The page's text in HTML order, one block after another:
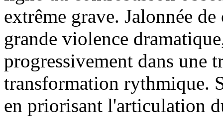
extrême grave. Jalonnée
grande violence
progressivement dans une
transformation rythmique.
en priorisant l'articulation